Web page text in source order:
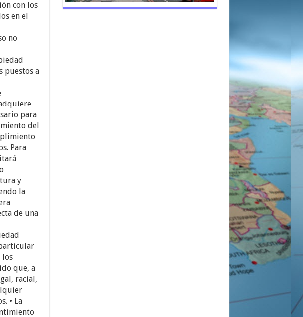
con los
en el
no
puestos a
para
del
Para
y
la
de una
particular
los
que, a
racial,
• La